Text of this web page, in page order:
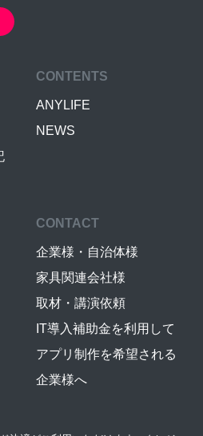
CONTENTS
ANYLIFE
NEWS
CONTACT
企業様・自治体様
家具関連会社様
取材・講演依頼
IT導入補助金を利用して
アプリ制作を希望される
企業様へ